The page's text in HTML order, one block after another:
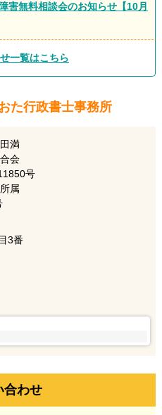
害無料相談会のお知らせ【10月
一覧はこちら
た行政書士事務所
満
会
号
属
3番
合わせ